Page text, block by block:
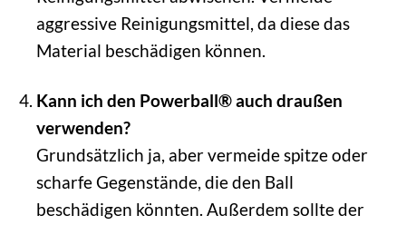
aggressive Reinigungsmittel, da diese das
Material beschädigen können.
Kann ich den Powerball® auch draußen
verwenden?
Grundsätzlich ja, aber vermeide spitze oder
scharfe Gegenstände, die den Ball
beschädigen könnten. Außerdem sollte der